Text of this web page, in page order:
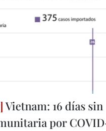
Vietnam: 16 días sin
por